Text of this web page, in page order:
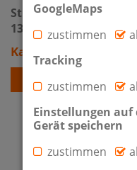
Straße 101 11
13125 Berlin / Karow
Kaufpreis: 255.000 €
GoogleMaps
zustimmen
Tracking
zustimmen
Einstellungen auf
Gerät speichern
zustimmen